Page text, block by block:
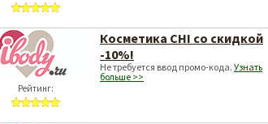
Рейтинг:
Косметика CHI со скидкой
-10%!
Не требуется ввод промо-кода. Узнать
больше >>